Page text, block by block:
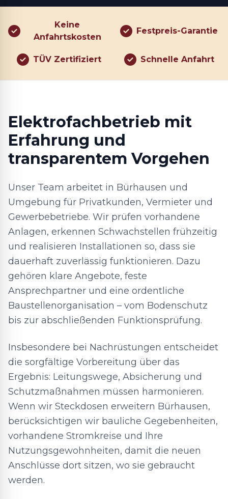
Keine
Anfahrtskosten
Festpreis-Garantie
TÜV Zertifiziert Schnelle Anfahrt
Elektrofachbetrieb mit
Erfahrung und
transparentem Vorgehen
Unser Team arbeitet in Bürhausen und
Umgebung für Privatkunden, Vermieter und
Gewerbebetriebe. Wir prüfen vorhandene
Anlagen, erkennen Schwachstellen frühzeitig
und realisieren Installationen so, dass sie
dauerhaft zuverlässig funktionieren. Dazu
gehören klare Angebote, feste
Ansprechpartner und eine ordentliche
Baustellenorganisation – vom Bodenschutz
bis zur abschließenden Funktionsprüfung.
Insbesondere bei Nachrüstungen entscheidet
die sorgfältige Vorbereitung über das
Ergebnis: Leitungswege, Absicherung und
Schutzmaßnahmen müssen harmonieren.
Wenn wir Steckdosen erweitern Bürhausen,
berücksichtigen wir bauliche Gegebenheiten,
vorhandene Stromkreise und Ihre
Nutzungsgewohnheiten, damit die neuen
Anschlüsse dort sitzen, wo sie gebraucht
werden.